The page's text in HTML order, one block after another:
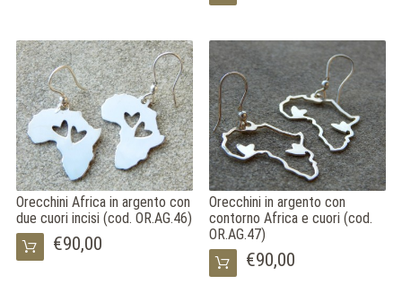
Orecchini Africa in argento con
due cuori incisi (cod. OR.AG.46)
€90,00
Orecchini in argento con
contorno Africa e cuori (cod.
OR.AG.47)
€90,00